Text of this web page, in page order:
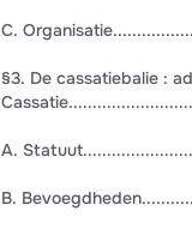
C.
§3. De cassatiebalie :
A.
B.